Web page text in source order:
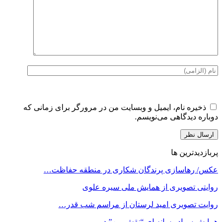
ذخیره نام، ایمیل و وبسایت من در مرورگر برای زمانی که
دوباره دیدگاهی می‌نویسم.
پربازدیدترین ها
عکس/ رهاسازی پرندگان شکاری در منطقه حفاظت…
روایتی تصویری از همایش ملی سیره علوی
روایت تصویری امید لرستان از مراسم شب قدر…